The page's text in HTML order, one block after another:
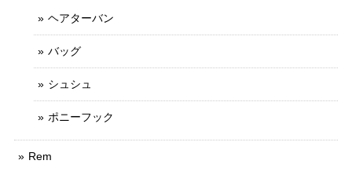
ヘアターバン
バッグ
シュシュ
ポニーフック
Rem